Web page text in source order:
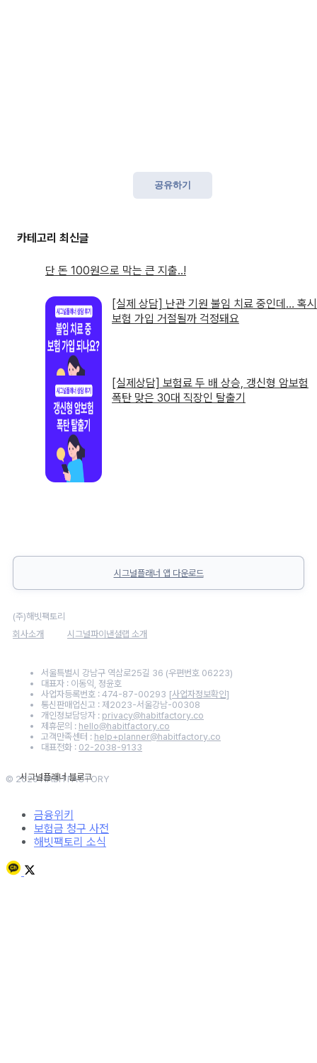
공유하기
단 돈 100원으로 막는 큰 지출..!
[실제 상담] 난관 기원 불임 치료 중인데… 혹시
보험 가입 거절될까 걱정돼요
[실제상담] 보험료 두 배 상승, 갱신형 암보험
폭탄 맞은 30대 직장인 탈출기
시그널플래너 앱 다운로드
(주)해빗팩토리
회사소개
시그널파이낸셜랩 소개
서울특별시 강남구 역삼로25길 36 (우편번호 06223)
대표자 : 이동익, 정윤호
사업자등록번호 : 474-87-00293 [사업자정보확인]
통신판매업신고 : 제2023-서울강남-00308
개인정보담당자 : privacy@habitfactory.co
제휴문의 : hello@habitfactory.co
고객만족센터 : help+planner@habitfactory.co
대표전화 : 02-2038-9133
© 2020 HABITFACTORY
금융위키
보험금 청구 사전
해빗팩토리 소식